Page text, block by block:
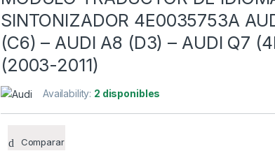
SINTONIZADOR 4E0035753A
(C6) – AUDI A8 (D3) – AUDI Q7
(2003-2011)
Availability: 2 disponibles
Comparar